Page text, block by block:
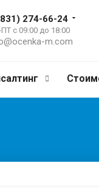
274-66-24
с 09:00 до 18:00
m.com